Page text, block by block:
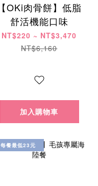
【OKi肉骨餅】低脂
舒活機能口味
NT$220 ~ NT$3,470
NT$6,160
加入購物車
每餐最低23元